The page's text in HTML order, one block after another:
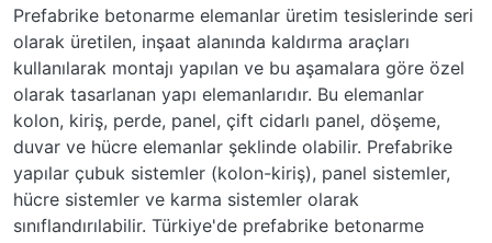
Prefabrike betonarme elemanlar üretim tesislerinde seri
olarak üretilen, inşaat alanında kaldırma araçları
kullanılarak montajı yapılan ve bu aşamalara göre özel
olarak tasarlanan yapı elemanlarıdır. Bu elemanlar
kolon, kiriş, perde, panel, çift cidarlı panel, döşeme,
duvar ve hücre elemanlar şeklinde olabilir. Prefabrike
yapılar çubuk sistemler (kolon-kiriş), panel sistemler,
hücre sistemler ve karma sistemler olarak
sınıflandırılabilir. Türkiye'de prefabrike betonarme